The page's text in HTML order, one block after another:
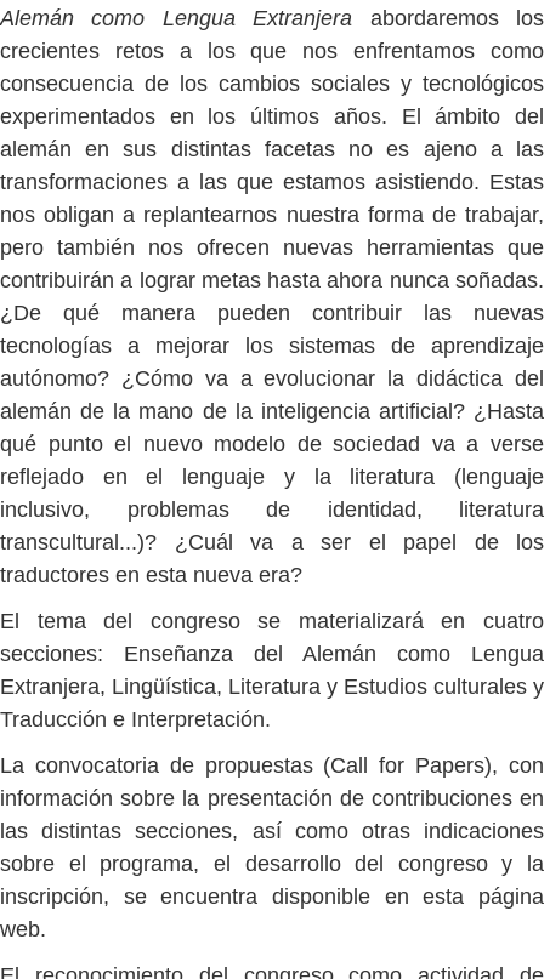
Alemán como Lengua Extranjera abordaremos los
crecientes retos a los que nos enfrentamos como
consecuencia de los cambios sociales y tecnológicos
experimentados en los últimos años. El ámbito del
alemán en sus distintas facetas no es ajeno a las
transformaciones a las que estamos asistiendo. Estas
nos obligan a replantearnos nuestra forma de trabajar,
pero también nos ofrecen nuevas herramientas que
contribuirán a lograr metas hasta ahora nunca soñadas.
¿De qué manera pueden contribuir las nuevas
tecnologías a mejorar los sistemas de aprendizaje
autónomo? ¿Cómo va a evolucionar la didáctica del
alemán de la mano de la inteligencia artificial? ¿Hasta
qué punto el nuevo modelo de sociedad va a verse
reflejado en el lenguaje y la literatura (lenguaje
inclusivo, problemas de identidad, literatura
transcultural...)? ¿Cuál va a ser el papel de los
traductores en esta nueva era?
El tema del congreso se materializará en cuatro
secciones: Enseñanza del Alemán como Lengua
Extranjera, Lingüística, Literatura y Estudios culturales y
Traducción e Interpretación.
La convocatoria de propuestas (Call for Papers), con
información sobre la presentación de contribuciones en
las distintas secciones, así como otras indicaciones
sobre el programa, el desarrollo del congreso y la
inscripción, se encuentra disponible en esta página
web.